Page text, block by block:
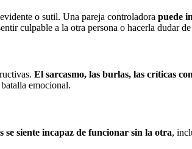
o sutil. Una pareja controladora puede
culpable a la otra persona o hacerla dudar
El sarcasmo, las burlas, las críticas
emocional.
se siente incapaz de funcionar sin la otra,